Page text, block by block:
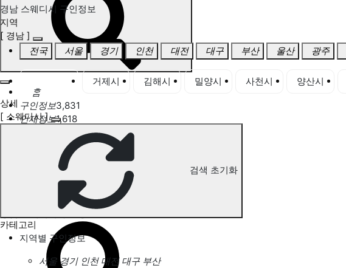
홈
구인정보3,831
인재정보1,618
고객센터
전국업체정보 마사지가이드
업체 서비스 관리
개인 서비스 관리
경남 스웨디시 구인정보
지역
[ 경남 ]
전국
서울 경기 인천 대전 대구 부산 울산 광주
거제시 김해시 밀양시 사천시 양산시
상세
[ 스웨디시 ]
검색 초기화
카테고리
지역별 구인정보
서울 경기 인천 대전 대구 부산